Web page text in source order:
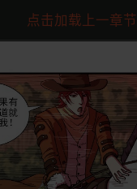
点击加载上一章节